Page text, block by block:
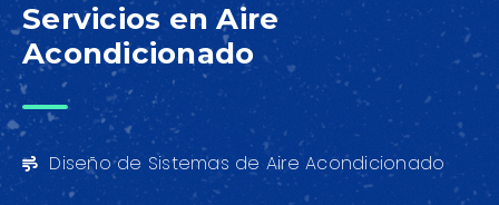
Servicios en Aire
Acondicionado
Diseño de Sistemas de Aire Acondicionado